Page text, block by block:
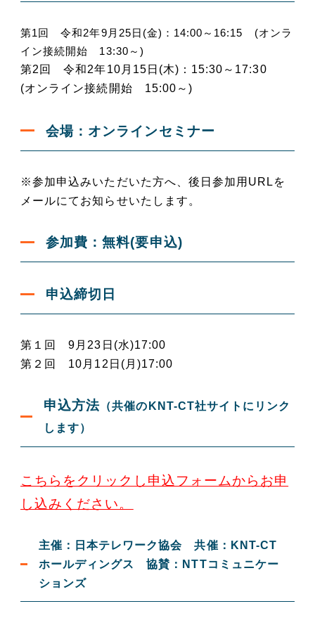
第1回 令和2年9月25日(金)：14:00～16:15 (オンラ
イン接続開始 13:30～)
第2回 令和2年10月15日(木)： 15:30～17:30
(オンライン接続開始 15:00～)
会場：オンラインセミナー
※参加申込みいただいた方へ、後日参加用URLを
メールにてお知らせいたします。
参加費：無料(要申込)
申込締切日
第１回 9月23日(水)17:00
第２回 10月12日(月)17:00
申込方法 （共催のKNT-CT社サイトにリンク
します）
こちらをクリックし申込フォームからお申
し込みください。
主催：日本テレワーク協会 共催：KNT-CT
ホールディングス 協賛：NTTコミュニケー
ションズ